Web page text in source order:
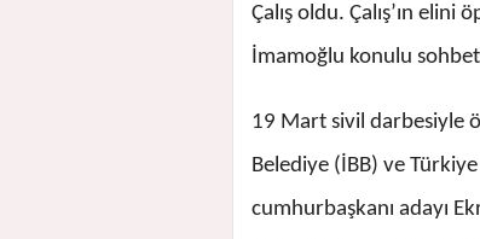
Çalış oldu. Çalış’ın
İmamoğlu konulu
19 Mart sivil darbesiyle
Belediye (İBB) ve
cumhurbaşkanı adayı